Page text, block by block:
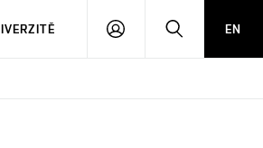
PŘIHLÁSIT HLEDATEN